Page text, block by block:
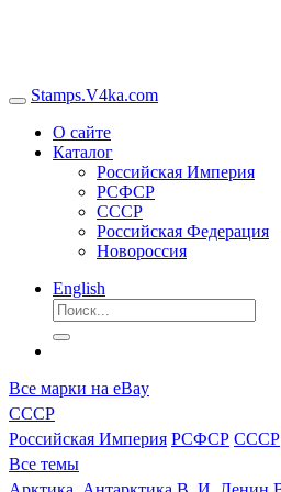
Stamps.V4ka.com
О сайте
Каталог
Российская Империя
РСФСР
СССР
Российская Федерация
Новороссия
English
Все марки на eBay
СССР
Российская Империя РСФСР СССР
Все темы